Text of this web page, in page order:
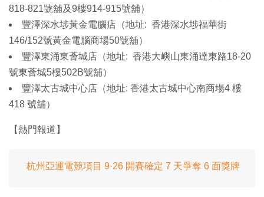
818-821號舖及9樓914-915號舖）
豐澤深水埗黃金電腦店（地址: 香港深水埗福華街
146/152號黃金電腦商場50號舖）
豐澤東涌東薈城店（地址: 香港大嶼山東涌達東路18-20
號東薈城5樓502B號舖）
豐澤太古城中心店（地址: 香港太古城中心南商場4 樓
418 號舖）
【熱門報道】
杭州亞運電競項目 9·26 開賽確定 7 天爭奪 6 面獎牌